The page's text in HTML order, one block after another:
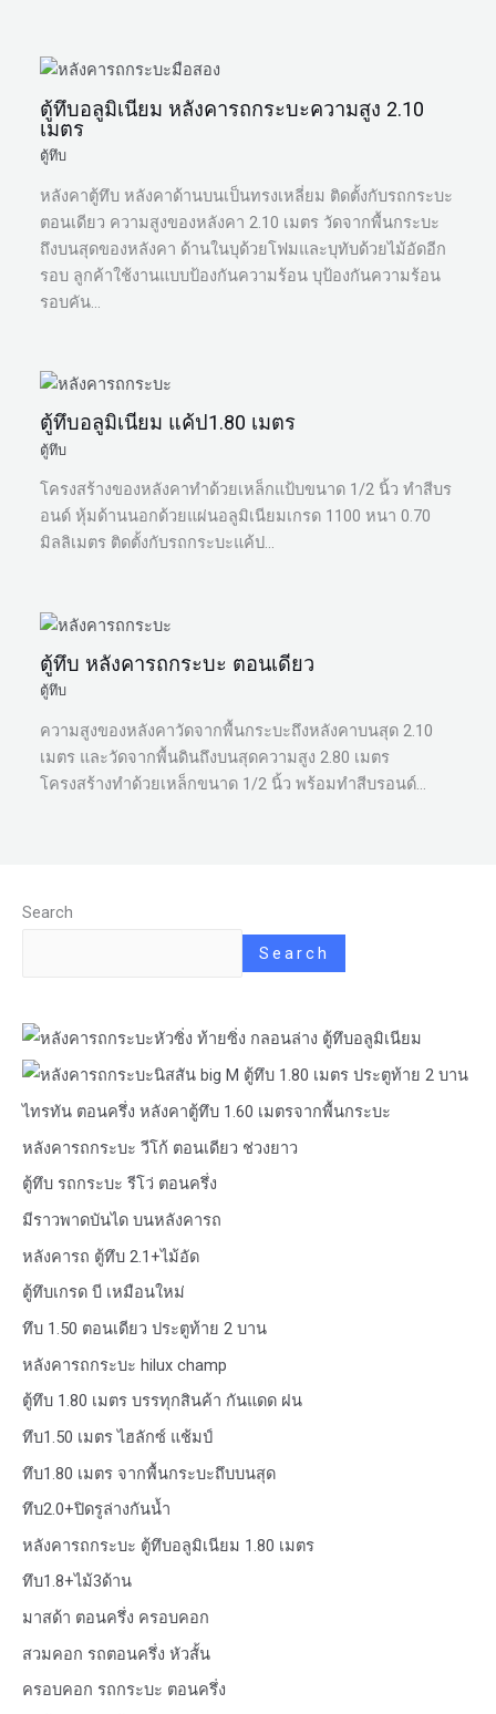
ตู้ทึบอลูมิเนียม หลังคารถกระบะความสูง 2.10
เมตร
ตู้ทึบ
หลังคาตู้ทึบ หลังคาด้านบนเป็นทรงเหลี่ยม ติดตั้งกับรถกระบะ
ตอนเดียว ความสูงของหลังคา 2.10 เมตร วัดจากพื้นกระบะ
ถึงบนสุดของหลังคา ด้านในบุด้วยโฟมและบุทับด้วยไม้อัดอีก
รอบ ลูกค้าใช้งานแบบป้องกันความร้อน บุป้องกันความร้อน
รอบคัน…
ตู้ทึบอลูมิเนียม แค้ป1.80 เมตร
ตู้ทึบ
โครงสร้างของหลังคาทำด้วยเหล็กแป้บขนาด 1/2 นิ้ว ทำสีบร
อนด์ หุ้มด้านนอกด้วยแผ่นอลูมิเนียมเกรด 1100 หนา 0.70
มิลลิเมตร ติดตั้งกับรถกระบะแค้ป…
ตู้ทึบ หลังคารถกระบะ ตอนเดียว
ตู้ทึบ
ความสูงของหลังคาวัดจากพื้นกระบะถึงหลังคาบนสุด 2.10
เมตร และวัดจากพื้นดินถึงบนสุดความสูง 2.80 เมตร
โครงสร้างทำด้วยเหล็กขนาด 1/2 นิ้ว พร้อมทำสีบรอนด์…
Search
Search
หัวซิ่ง ท้ายซิ่ง กลอนล่าง ตู้ทึบอลูมิเนียม
นิสสัน big M ตู้ทึบ 1.80 เมตร ประตูท้าย 2 บาน
ไทรทัน ตอนครึ่ง หลังคาตู้ทึบ 1.60 เมตรจากพื้นกระบะ
หลังคารถกระบะ วีโก้ ตอนเดียว ช่วงยาว
ตู้ทึบ รถกระบะ รีโว่ ตอนครึ่ง
มีราวพาดบันได บนหลังคารถ
หลังคารถ ตู้ทึบ 2.1+ไม้อัด
ตู้ทึบเกรด บี เหมือนใหม่
ทึบ 1.50 ตอนเดียว ประตูท้าย 2 บาน
หลังคารถกระบะ hilux champ
ตู้ทึบ 1.80 เมตร บรรทุกสินค้า กันแดด ฝน
ทึบ1.50 เมตร ไฮลักซ์ แช้มป์
ทึบ1.80 เมตร จากพื้นกระบะถึบบนสุด
ทึบ2.0+ปิดรูล่างกันน้ำ
หลังคารถกระบะ ตู้ทึบอลูมิเนียม 1.80 เมตร
ทึบ1.8+ไม้3ด้าน
มาสด้า ตอนครึ่ง ครอบคอก
สวมคอก รถตอนครึ่ง หัวสั้น
ครอบคอก รถกระบะ ตอนครึ่ง